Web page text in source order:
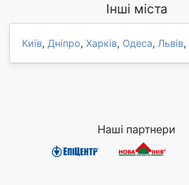
Інші міста
Київ, Дніпро, Харків, Одеса, Львів,
Наші партнери